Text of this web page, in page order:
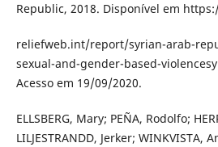
Republic, 2018. Disponível em
reliefweb.int/report/syrian-arab-
sexual-and-gender-based-
Acesso em 19/09/2020.
ELLSBERG, Mary; PEÑA, Rodolfo;
LILJESTRANDD, Jerker; WINKVISTA,